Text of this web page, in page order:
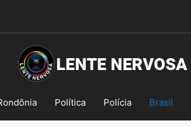
Política Polícia Brasil